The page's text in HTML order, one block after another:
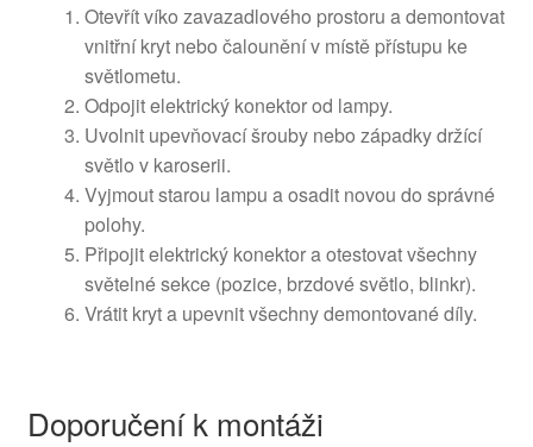
Otevřít víko zavazadlového prostoru a demontovat
vnitřní kryt nebo čalounění v místě přístupu ke
světlometu.
Odpojit elektrický konektor od lampy.
Uvolnit upevňovací šrouby nebo západky držící
světlo v karoserii.
Vyjmout starou lampu a osadit novou do správné
polohy.
Připojit elektrický konektor a otestovat všechny
světelné sekce (pozice, brzdové světlo, blinkr).
Vrátit kryt a upevnit všechny demontované díly.
Doporučení k montáži